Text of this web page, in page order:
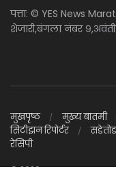
पत्ता: © YES News
शेजारी,बंगला नंबर
मुखपृष्ठ मुख्य बातमी
सिटीझन रिपोर्टर
सडेतोड
रेसिपी
© 2026